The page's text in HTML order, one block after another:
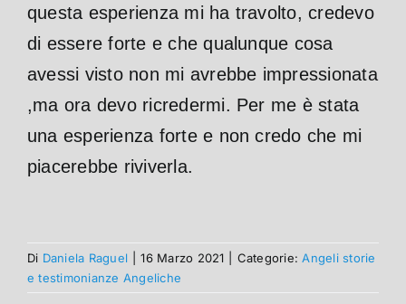
questa esperienza mi ha travolto, credevo
di essere forte e che qualunque cosa
avessi visto non mi avrebbe impressionata
,ma ora devo ricredermi. Per me è stata
una esperienza forte e non credo che mi
piacerebbe riviverla.
Di Daniela Raguel 16 Marzo 2021 Categorie:Angeli storie
e testimonianze Angeliche